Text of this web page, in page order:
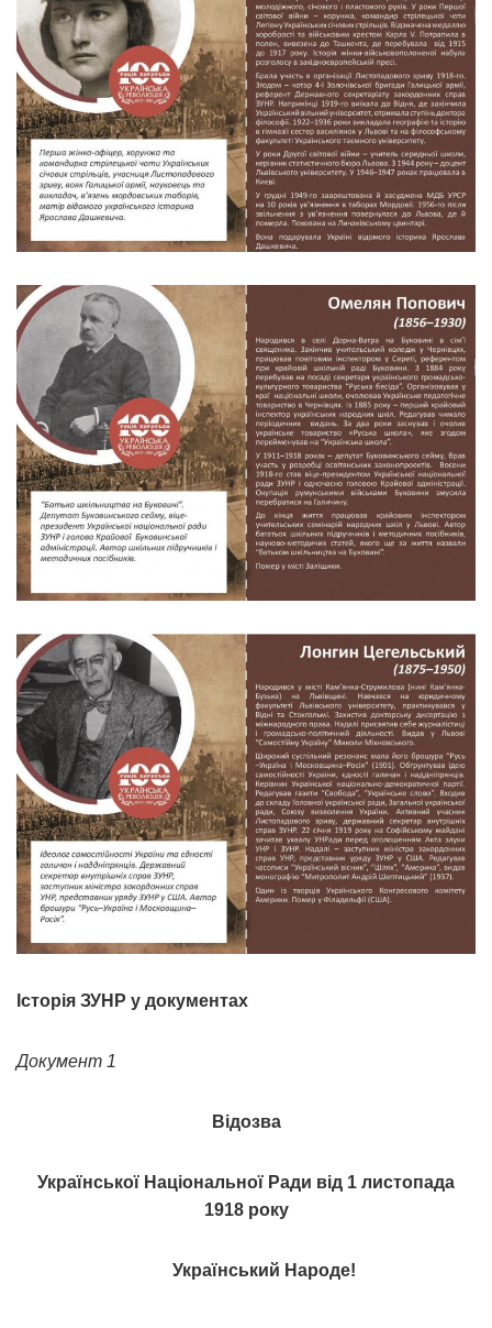
Історія ЗУНР у документах
Документ 1
Відозва
Української Національної Ради від 1 листопада
1918 року
Український Народе!